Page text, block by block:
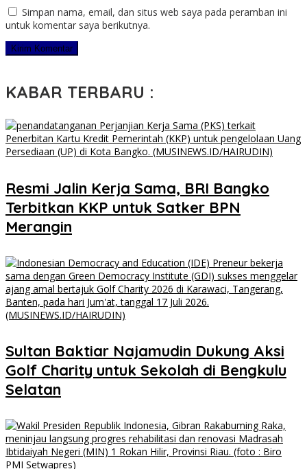
Simpan nama, email, dan situs web saya pada peramban ini
untuk komentar saya berikutnya.
KABAR TERBARU :
​Resmi Jalin Kerja Sama, BRI Bangko
Terbitkan KKP untuk Satker BPN
Merangin
Sultan Baktiar Najamudin Dukung Aksi
Golf Charity untuk Sekolah di Bengkulu
Selatan